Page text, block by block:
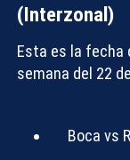
(Interzonal)
Esta es la fecha
semana del 22
Boca vs